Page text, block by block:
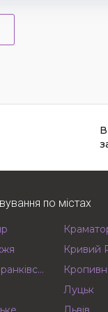
по містах
Кривий
Луцьк